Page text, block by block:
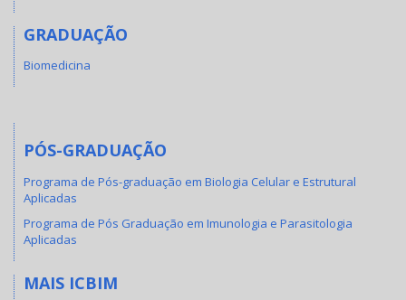
GRADUAÇÃO
Biomedicina
PÓS-GRADUAÇÃO
Programa de Pós-graduação em Biologia Celular e Estrutural
Aplicadas
Programa de Pós Graduação em Imunologia e Parasitologia
Aplicadas
MAIS ICBIM